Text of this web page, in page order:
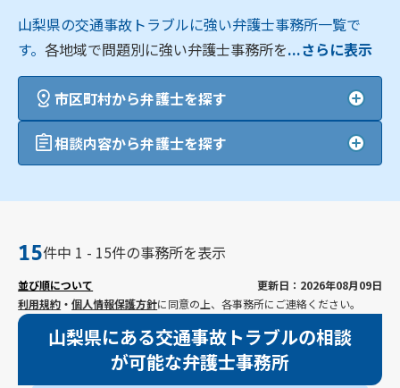
山梨県の交通事故トラブルに強い弁護士事務所一覧で
す。各地域で問題別に強い弁護士事務所を...さらに表示
市区町村から弁護士を探す
相談内容から弁護士を探す
15件中 1 - 15件の事務所を表示
並び順について
更新日：2026年08月09日
利用規約 ・個人情報保護方針に同意の上、各事務所にご連絡ください。
山梨県にある交通事故トラブルの相談
が可能な弁護士事務所